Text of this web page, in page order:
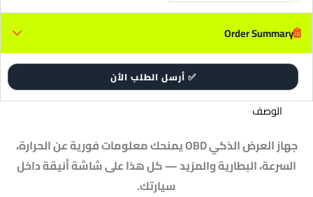
Order Summary
✅ أرسل الطلب الأن
الوصف
جهاز العرض الذكي OBD يمنحك معلومات فورية عن الحرارة،
السرعة، البطارية والمزيد — كل هذا على شاشة أنيقة داخل
سيارتك.